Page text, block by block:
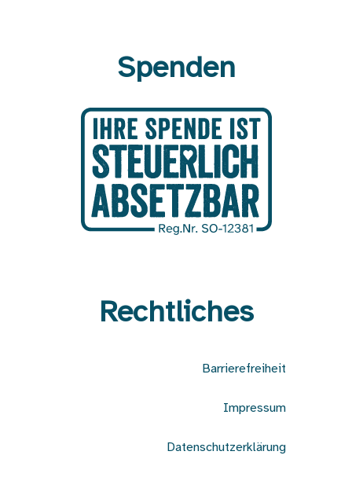
Spenden
Rechtliches
Barrierefreiheit
Impressum
Datenschutzerklärung